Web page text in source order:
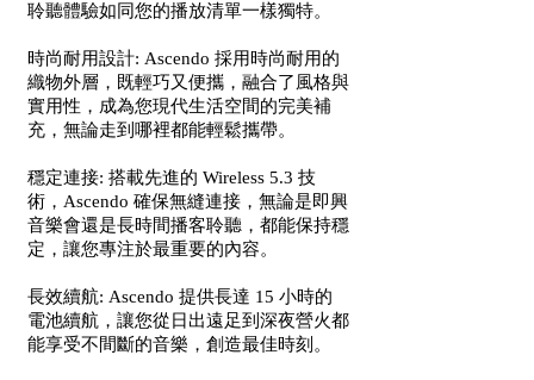
聆聽體驗如同您的播放清單一樣獨特。
時尚耐用設計: Ascendo 採用時尚耐用的
織物外層，既輕巧又便攜，融合了風格與
實用性，成為您現代生活空間的完美補
充，無論走到哪裡都能輕鬆攜帶。
穩定連接: 搭載先進的 Wireless 5.3 技
術，Ascendo 確保無縫連接，無論是即興
音樂會還是長時間播客聆聽，都能保持穩
定，讓您專注於最重要的內容。
長效續航: Ascendo 提供長達 15 小時的
電池續航，讓您從日出遠足到深夜營火都
能享受不間斷的音樂，創造最佳時刻。